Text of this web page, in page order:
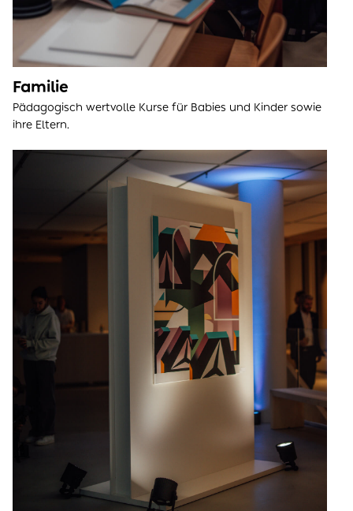
Familie
Pädagogisch wertvolle Kurse für Babies und Kinder sowie
ihre Eltern.